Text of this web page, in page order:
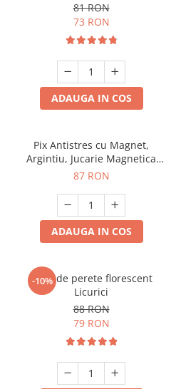
81 RON
73 RON
ADAUGA IN COS
Pix Antistres cu Magnet,
Argintiu, Jucarie Magnetica
pentru Birou
87 RON
ADAUGA IN COS
-10%
Ceas de perete florescent
Licurici
88 RON
79 RON